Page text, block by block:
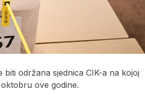
održana sjednica CIK-a na kojoj
ove godine.